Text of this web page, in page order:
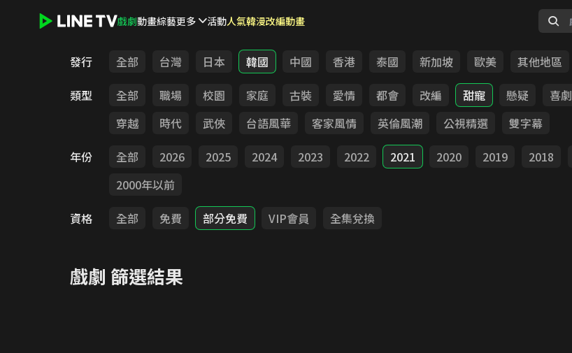
戲劇動畫綜藝更多 活動人氣韓漫改編動畫
發行 全部 台灣 日本 韓國 中國 香港 泰國 新加坡 歐美
其他地區
類型
全部 職場 校園 家庭 古裝 愛情 都會 改編 甜寵 懸疑 喜劇
穿越
時代 武俠 台語風華 客家風情 英倫風潮 公視精選
雙字幕
年份
全部 2026 2025 2024 2023 2022 2021 2020 2019 2018
2000年以前
資格
全部 免費 部分免費 VIP會員 全集兌換
戲劇 篩選結果